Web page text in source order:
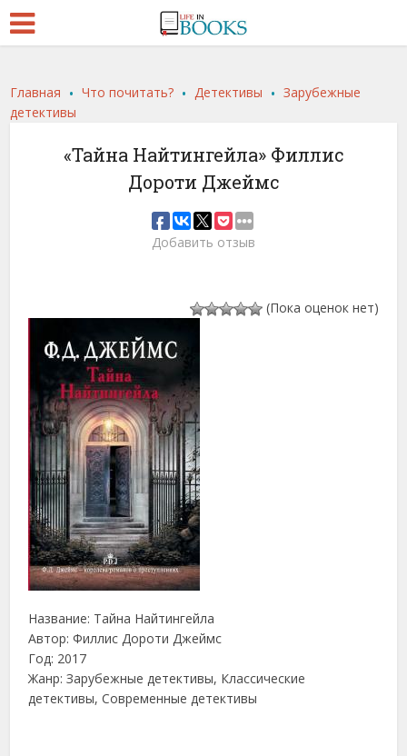
Главная .Что почитать? . Детективы .Зарубежные
детективы
«Тайна Найтингейла» Филлис
Дороти Джеймс
Добавить отзыв
(Пока оценок нет)
Название: Тайна Найтингейла
Автор: Филлис Дороти Джеймс
Год: 2017
Жанр: Зарубежные детективы, Классические
детективы, Современные детективы